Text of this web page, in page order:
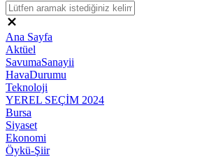
Ana Sayfa
Aktüel
SavumaSanayii
HavaDurumu
Teknoloji
YEREL SEÇİM 2024
Bursa
Siyaset
Ekonomi
Öykü-Şiir